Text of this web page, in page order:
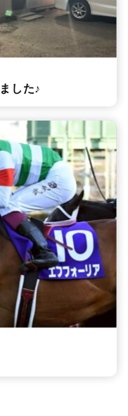
した♪